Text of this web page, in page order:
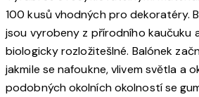
100 kusů vhodných pro dekoratéry.
jsou vyrobeny z přírodního kaučuku
biologicky rozložitešlné. Balónek
jakmile se nafoukne, vlivem světla a
podobných okolních okolností se